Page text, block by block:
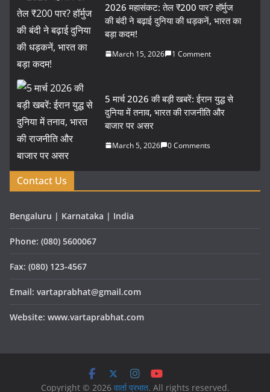
2026 महासंकट: तेल ₹200 पार? हॉर्मुज
की बंदी ने बढ़ाई दुनिया की धड़कनें, भारत का
बड़ा कदम!
March 15, 2026 1 Comment
5 मार्च 2026 की बड़ी खबरें: ईरान युद्ध से
दुनिया में तनाव, भारत की राजनीति और
बाजार पर असर
March 5, 2026 0 Comments
Contact Us
Bengaluru | Karnataka | India
Phone: (080) 5600067
Fax: (080) 123-4567
Email: vartaprabhat@gmail.com
Website: www.vartaprabhat.com
Copyright © 2026 वार्ता प्रभात. All rights reserved.